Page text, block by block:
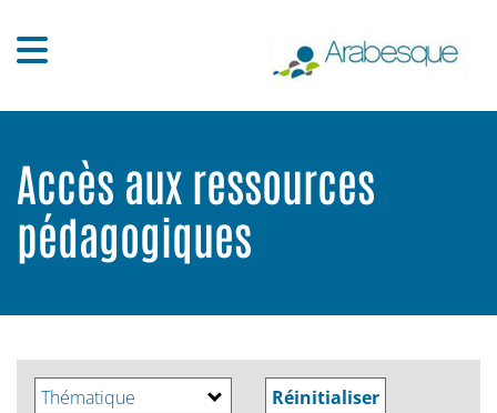
Accès aux ressources
pédagogiques
Thématique Réinitialiser